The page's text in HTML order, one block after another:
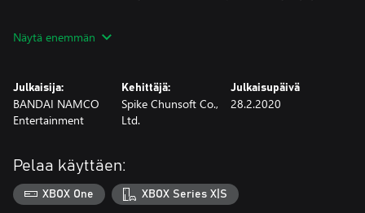
Dynaamisia 3v3-taisteluja, joissa on One Punch Manista tuttuja
*Ilmoitus verkkoaulatoimintojen sulkemisesta
Verkkoaulatoiminnot suljetaan
28.2.2022.
Verkkoaulatoimintojen sulkemisen myötä seuraavat palvelut
lakkautetaan:
– verkkotapahtumat
– Avatar Ranked Battle -taistelut
Näytä enemmän
Julkaisija:
BANDAI NAMCO
Entertainment
Kehittäjä:
Spike Chunsoft Co.,
Ltd.
Julkaisupäivä
28.2.2020
Pelaa käyttäen:
XBOX One XBOX Series X|S